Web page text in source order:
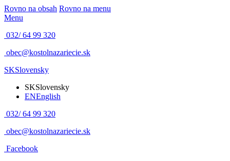
Rovno na obsah Rovno na menu
Menu
032/ 64 99 320
obec@kostolnazariecie.sk
SKSlovensky
SKSlovensky
ENEnglish
032/ 64 99 320
obec@kostolnazariecie.sk
Facebook